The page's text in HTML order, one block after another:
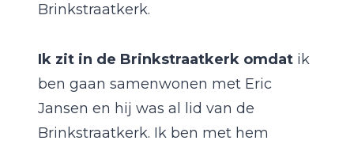
Brinkstraatkerk.
Ik zit in de Brinkstraatkerk omdat ik
ben gaan samenwonen met Eric
Jansen en hij was al lid van de
Brinkstraatkerk. Ik ben met hem